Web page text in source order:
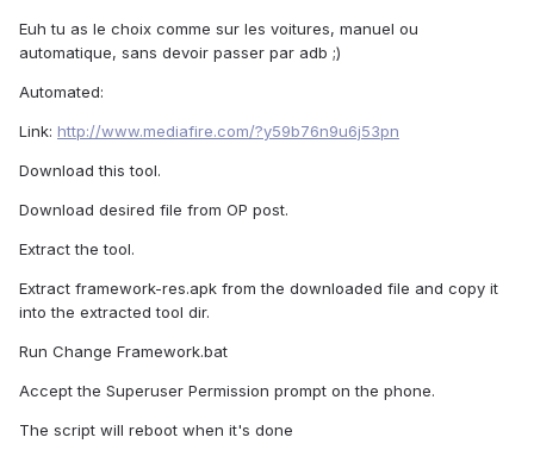
Euh tu as le choix comme sur les voitures, manuel ou
automatique, sans devoir passer par adb ;)
Automated:
Link: http://www.mediafire.com/?y59b76n9u6j53pn
Download this tool.
Download desired file from OP post.
Extract the tool.
Extract framework-res.apk from the downloaded file and copy it
into the extracted tool dir.
Run Change Framework.bat
Accept the Superuser Permission prompt on the phone.
The script will reboot when it's done